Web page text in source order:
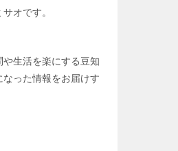
オです。
生活を楽にする豆知
った情報をお届けす